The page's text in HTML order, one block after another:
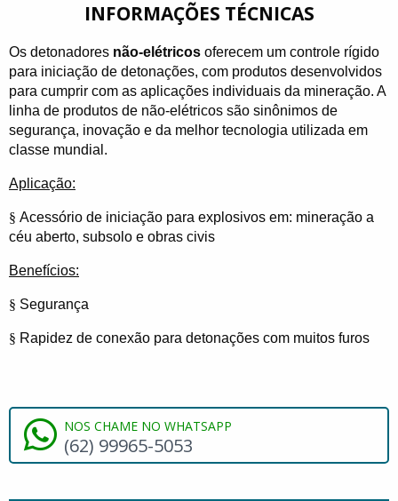
INFORMAÇÕES TÉCNICAS
Os detonadores não-elétricos oferecem um controle rígido
para iniciação de detonações, com produtos desenvolvidos
para cumprir com as aplicações individuais da mineração. A
linha de produtos de não-elétricos são sinônimos de
segurança, inovação e da melhor tecnologia utilizada em
classe mundial.
Aplicação:
§ Acessório de iniciação para explosivos em: mineração a
céu aberto, subsolo e obras civis
Benefícios:
§ Segurança
§ Rapidez de conexão para detonações com muitos furos
NOS CHAME NO WHATSAPP
(62) 99965-5053